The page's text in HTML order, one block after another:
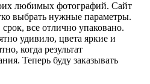
любимых фотографий. Сайт
выбрать нужные параметры.
все отлично упаковано.
удивило, цвета яркие и
когда результат
Теперь буду заказывать